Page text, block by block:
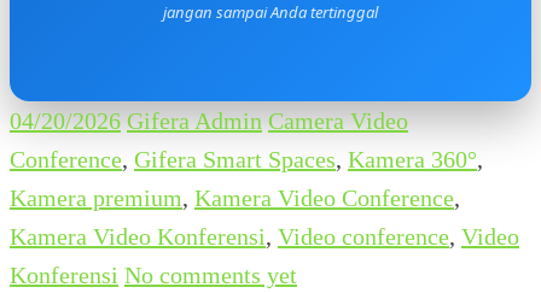
jangan sampai Anda tertinggal
04/20/2026 Gifera Admin Camera Video
Conference, Gifera Smart Spaces, Kamera 360°,
Kamera premium, Kamera Video Conference,
Kamera Video Konferensi, Video conference, Video
Konferensi No comments yet